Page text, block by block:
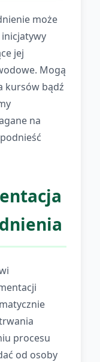
może
inicjatywy
jej
Mogą
kursów bądź
na
procesu
od osoby